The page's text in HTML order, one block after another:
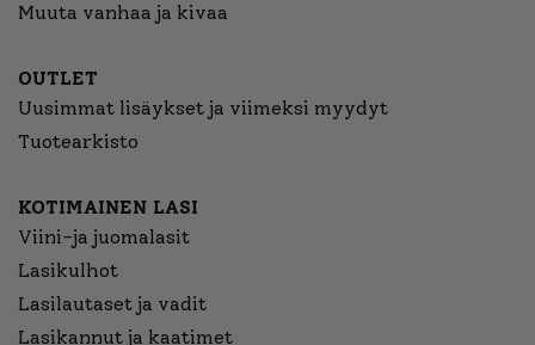
Muuta vanhaa ja kivaa
OUTLET
Uusimmat lisäykset ja viimeksi myydyt
Tuotearkisto
KOTIMAINEN LASI
Viini-ja juomalasit
Lasikulhot
Lasilautaset ja vadit
Lasikannut ja kaatimet